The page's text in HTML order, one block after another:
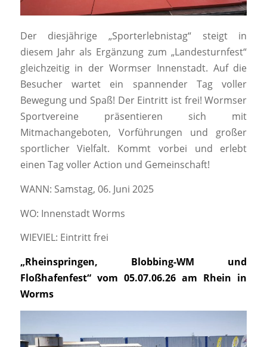
Der diesjährige „Sporterlebnistag“ steigt in
diesem Jahr als Ergänzung zum „Landesturnfest“
gleichzeitig in der Wormser Innenstadt. Auf die
Besucher wartet ein spannender Tag voller
Bewegung und Spaß! Der Eintritt ist frei! Wormser
Sportvereine präsentieren sich mit
Mitmachangeboten, Vorführungen und großer
sportlicher Vielfalt. Kommt vorbei und erlebt
einen Tag voller Action und Gemeinschaft!
WANN: Samstag, 06. Juni 2025
WO: Innenstadt Worms
WIEVIEL: Eintritt frei
„Rheinspringen, Blobbing-WM und
Floßhafenfest“ vom 05.07.06.26 am Rhein in
Worms